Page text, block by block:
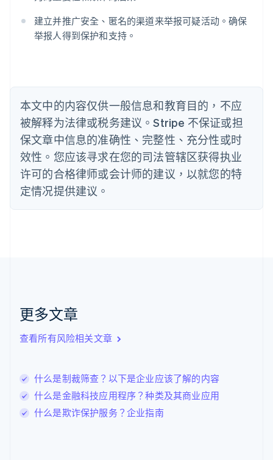
建立并推广安全、匿名的渠道来举报可疑活动。确保
举报人得到保护和支持。
本文中的内容仅供一般信息和教育目的，不应
被解释为法律或税务建议。Stripe 不保证或担
保文章中信息的准确性、完整性、充分性或时
效性。您应该寻求在您的司法管辖区获得执业
许可的合格律师或会计师的建议，以就您的特
定情况提供建议。
更多文章
查看所有风险相关文章
什么是制裁筛查？以下是企业应该了解的内容
什么是金融科技应用程序？种类及其商业应用
什么是欺诈保护服务？企业指南
PortuguêsEnglish
保加利亚
English
比利时
丹麦
English
德国
DeutschEnglish
法国
Français English
芬兰
English Svenska
荷兰
立陶宛
列支敦士登
FrançaisDeutschEnglish
罗马尼亚
English
马尔他